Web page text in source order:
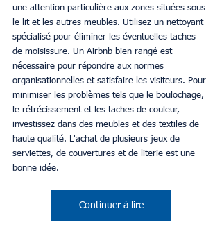
une attention particulière aux zones situées sous
le lit et les autres meubles. Utilisez un nettoyant
spécialisé pour éliminer les éventuelles taches
de moisissure. Un Airbnb bien rangé est
nécessaire pour répondre aux normes
organisationnelles et satisfaire les visiteurs. Pour
minimiser les problèmes tels que le boulochage,
le rétrécissement et les taches de couleur,
investissez dans des meubles et des textiles de
haute qualité. L'achat de plusieurs jeux de
serviettes, de couvertures et de literie est une
bonne idée.
Continuer à lire